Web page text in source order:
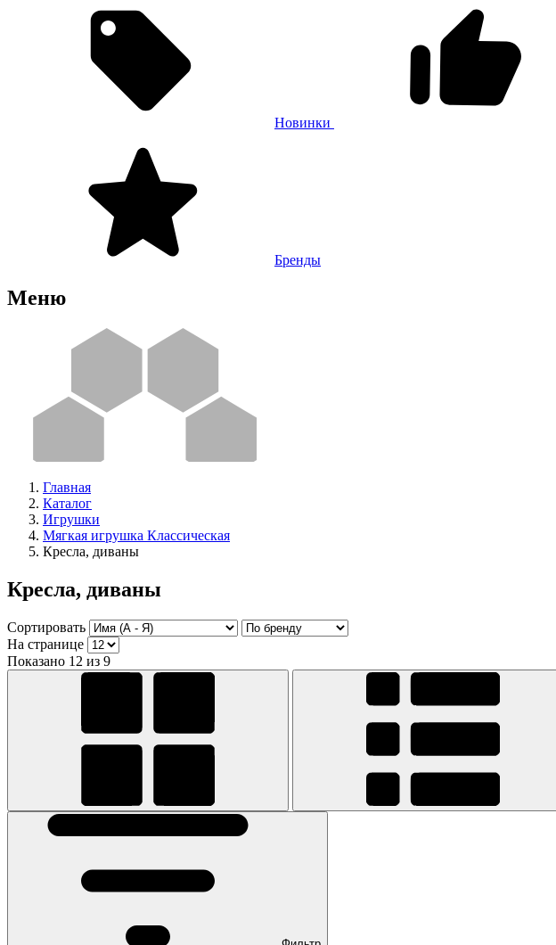
Новинки
Бренды
Меню
Главная
Каталог
Игрушки
Мягкая игрушка Классическая
Кресла, диваны
Кресла, диваны
Сортировать
На странице
Показано 12 из 9